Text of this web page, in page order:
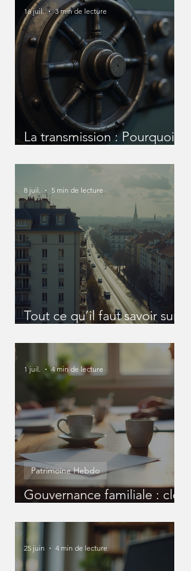
La transmission : Pourquoi
avant qu'il ne soit trop tard
?
16 juil. 3 min de lecture
Tout ce qu’il faut savoir sur
8 juil. 5 min de lecture
Gouvernance familiale : clé
Patrimoine Hebdo
1 juil. 4 min de lecture
25 juin 4 min de lecture